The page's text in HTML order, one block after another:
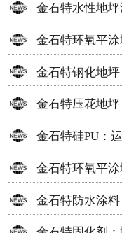
金石特水性地
案
金石特环氧平
选择
金石特钢化地
金石特压花地
地面材料
金石特硅PU：
金石特环氧平
决方案
金石特防水涂
方案